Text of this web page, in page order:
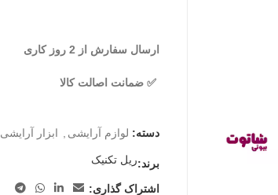
ارسال سفارش از 2 روز کاری
✅ ضمانت اصالت کالا
دسته: لوازم آرایشی ابزار آرایشی
برند:ریل تکنیک
اشتراک گذاری: